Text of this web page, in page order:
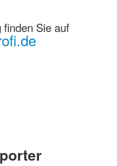
finden Sie auf